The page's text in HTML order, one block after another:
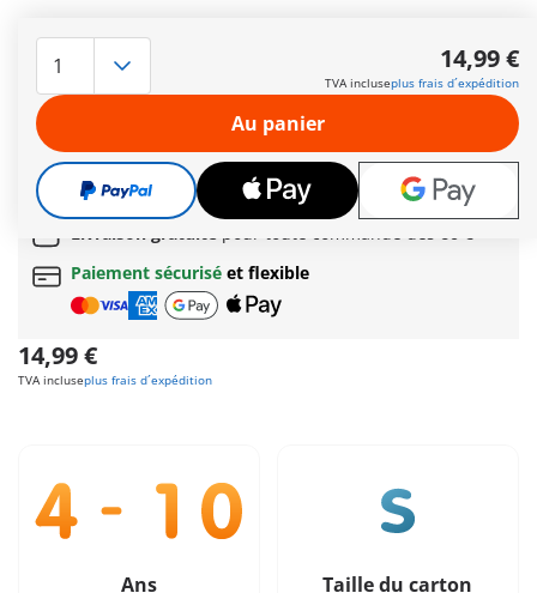
parti ! La classe de sécurité routière est plus amusante dans
la cour de récréation ! Ici, les élèves apprennent le sens de
différents panneaux routiers ainsi que des feux de circulation
afin qu’ils soient toujours en sécurité, à pied ou en vélo.
Autres informations
Le délai normalde livraison 4 à 7 jours ouvrés
Cadeau
incroyable offert dès 35 € d’achat!
Livraison gratuite pour toute commande dès 60 €
Paiement sécurisé et flexible
14,99 €
TVA incluseplus frais d´expédition
14,99 €
TVA incluseplus frais d´expédition
Au panier
Ans Taille du carton